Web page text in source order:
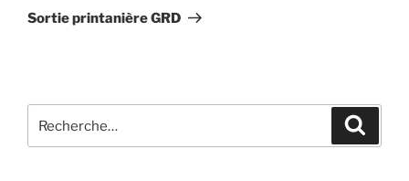
suivant
Sortie printanière GRD
pour